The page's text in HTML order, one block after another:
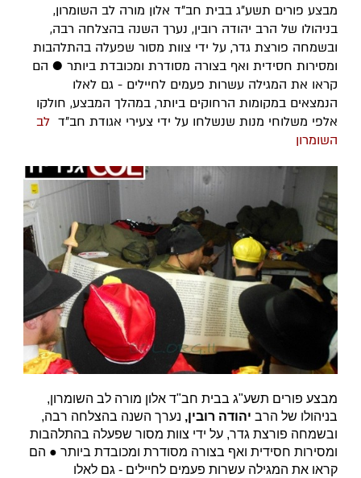
מבצע פורים תשע"ג בבית חב"ד אלון מורה לב השומרון,
בניהולו של הרב יהודה רובין, נערך השנה בהצלחה רבה,
ובשמחה פורצת גדר, על ידי צוות מסור שפעלה בהתלהבות
ומסירות חסידית ואף בצורה מסודרת ומכובדת ביותר ● הם
קראו את המגילה עשרות פעמים לחיילים - גם לאלו
הנמצאים במקומות הרחוקים ביותר, במהלך המבצע, חולקו
אלפי משלוחי מנות שנשלחו על ידי צעירי אגודת חב"ד לב
השומרון
מבצע פורים תשע"ג בבית חב"ד אלון מורה לב השומרון,
בניהולו של הרב יהודה רובין, נערך השנה בהצלחה רבה,
ובשמחה פורצת גדר, על ידי צוות מסור שפעלה בהתלהבות
ומסירות חסידית ואף בצורה מסודרת ומכובדת ביותר ● הם
קראו את המגילה עשרות פעמים לחיילים - גם לאלו